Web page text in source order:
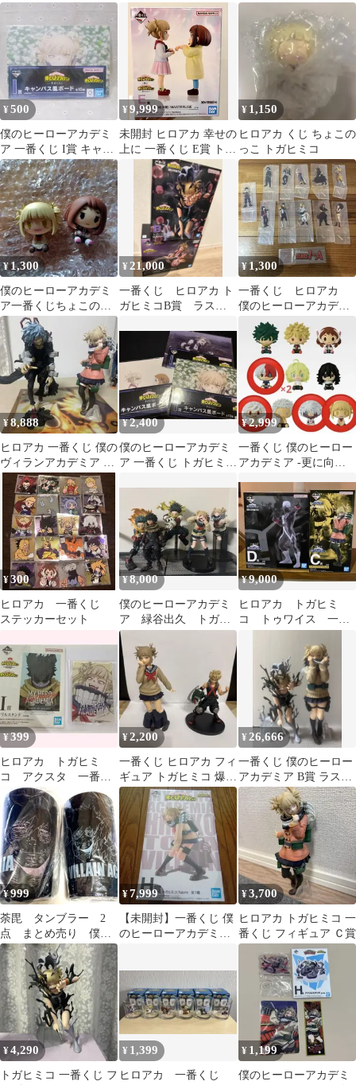
ー トガヒミコ 麗日
お茶子
MASTERLISE フィギュ
¥500
僕のヒーローアカデミ
ア 一番くじ I賞 キャン
バス風ボード トガヒミ
コ
¥9,999
未開封 ヒロアカ 幸せの
上に 一番くじ E賞 トガ
ヒミコ 麗日お茶子 幼少
¥ 1,150
ヒロアカ くじ ちょこの
っこ トガヒミコ
¥1,300
僕のヒーローアカデミ
ア一番くじちょこのっ
こ トガヒミコ•お茶子
¥ 21,000
一番くじ ヒロアカ ト
ガヒミコB賞 ラスト
¥1,300
一番くじ ヒロアカ
僕のヒーローアカデミ
ア f賞 アクリルスタ
ンド アクスタ
¥8,888
ヒロアカ 一番くじ 僕の
ヴィランアカデミア フ
ィギュア セット
¥2,400
僕のヒーローアカデミ
ア 一番くじ トガヒミコ
¥2,999
一番くじ 僕のヒーロー
アカデミア -更に向こ
こフィギュア
¥300
ヒロアカ 一番くじ
ステッカーセット
¥8,000
僕のヒーローアカデミ
ア 緑谷出久 トガヒ
ミコ フィギュア 一
番くじ まとめ売り
¥9,000
ヒロアカ トガヒミ
コ トゥワイス 一番
¥399
ヒロアカ トガヒミ
コ アクスタ 一番く
じ
¥2,200
一番くじ ヒロアカ フィ
ギュア トガヒミコ 爆豪
勝己 2体セット 箱なし
台座あり
¥ 26,666
一番くじ 僕のヒーロー
アカデミア B賞 ラスト
ワン トガヒミコ トガ
ヒロアカ
¥999
荼毘 タンブラー 2
点 まとめ売り 僕の
ヴィランアカデミア
ヒロアカ
¥7,999
【未開封】一番くじ 僕
のヒーローアカデミア
¥3,700
ヒロアカ トガヒミコ 一
番くじ フィギュア Ｃ賞
¥4,290
トガヒミコ 一番くじ フ
¥ 1,399
ヒロアカ 一番くじ
¥ 1,199
僕のヒーローアカデミ